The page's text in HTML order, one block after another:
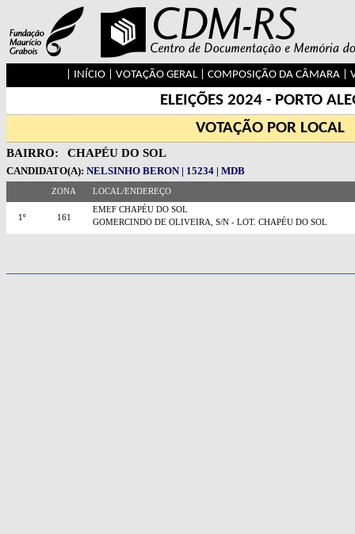
INÍCIO| VOTAÇÃO GERAL| COMPOSIÇÃO DA CÂMARA|
ELEIÇÕES 2024 - PORTO
VOTAÇÃO POR LOCAL
BAIRRO: CHAPÉU DO SOL
CANDIDATO(A): NELSINHO BERON | 15234 | MDB
ZONA LOCAL/ENDEREÇO
1º 161
EMEF CHAPÉU DO SOL
GOMERCINDO DE OLIVEIRA, S/N - LOT. CHAPÉU DO SOL